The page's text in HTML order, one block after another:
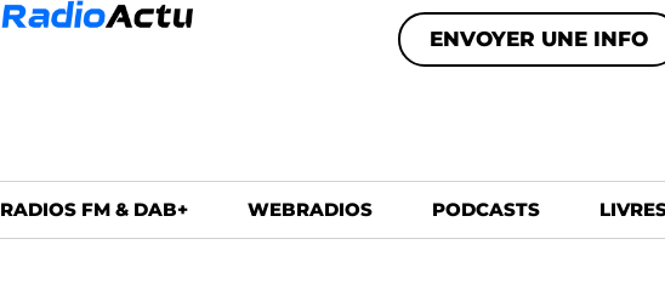
ENVOYER UNE INFO
RADIOS FM & DAB+ WEBRADIOS PODCASTS